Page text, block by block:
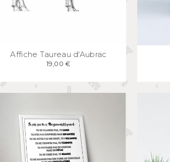
APERÇU RAPIDE
Affiche Taureau d'Aubrac
19,00 €